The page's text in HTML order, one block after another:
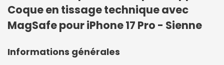
Coque en tissage technique avec
MagSafe pour iPhone 17 Pro - Sienne
Informations générales